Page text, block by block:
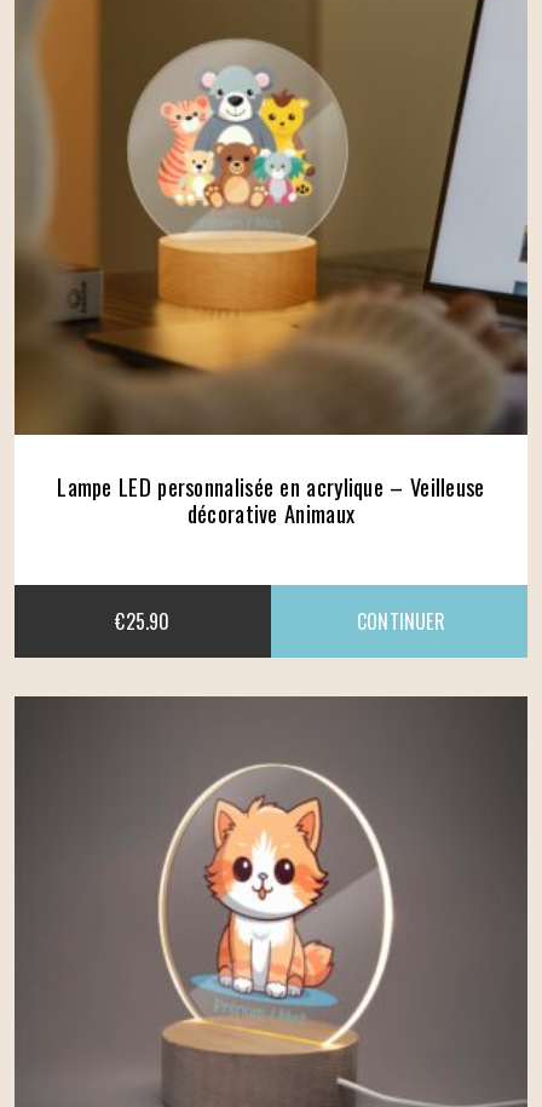
Lampe LED personnalisée en acrylique – Veilleuse
décorative Animaux
€25.90